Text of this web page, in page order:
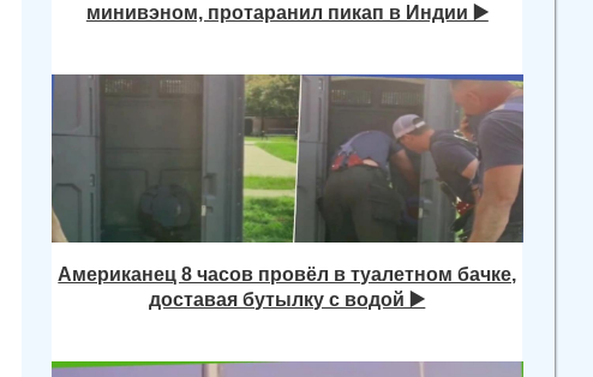
минивэном, протаранил пикап в Индии ▶️
Американец 8 часов провёл в туалетном бачке,
доставая бутылку с водой ▶️